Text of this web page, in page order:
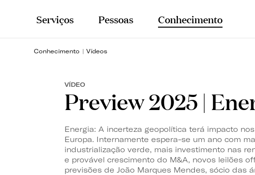
Serviços Pessoas Conhecimento
Conhecimento Vídeos
VÍDEO
Preview 2025 |
Energia: A incerteza geopolítica terá impacto
Europa. Internamente espera-se um ano com
industrialização verde, mais investimento nas
e provável crescimento do M&A, novos leilões
previsões de João Marques Mendes, sócio das